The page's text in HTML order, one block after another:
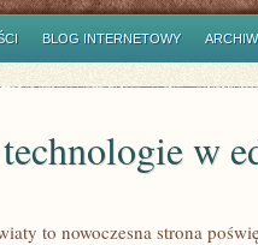
BLOG INTERNETOWY
w
to nowoczesna strona